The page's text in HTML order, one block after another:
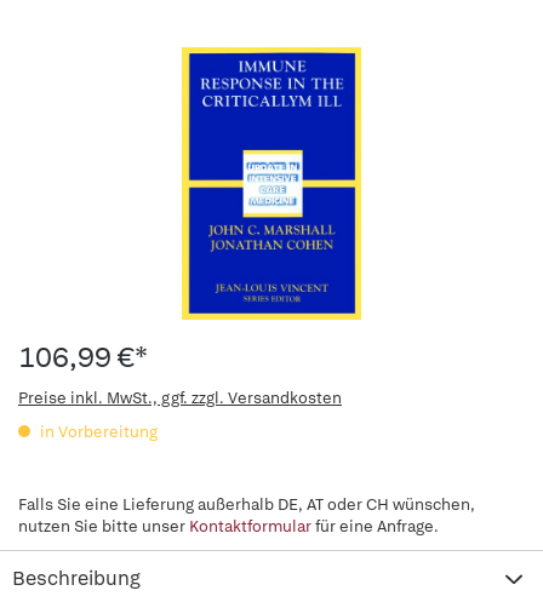
106,99 €*
Preise inkl. MwSt., ggf. zzgl. Versandkosten
in Vorbereitung
Falls Sie eine Lieferung außerhalb DE, AT oder CH wünschen,
nutzen Sie bitte unser Kontaktformularfür eine Anfrage.
Beschreibung